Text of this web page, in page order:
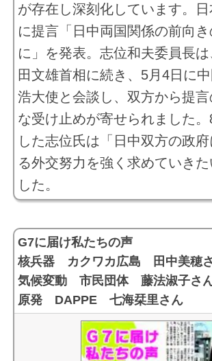
つり
健康らいふ
冨士眞奈美さん「俳句と遊ぶ」
NEWディスク
赤旗相談
読者の文芸
す （２０２２年１２月２５日号）
ジェンダー平等貫く紙面へ/ガイドラ
１２月２５日号）
アジア政党国際会議/排他的でなく包
志位委員長に聞く （２０２２年１１
日本共産党 なぜ１００年続いたか/
さんが語る （２０２２年１０月２３
日本共産党 自由と平和一筋100年 （
日号） PDF
参院選政策 （２０２２年０６月２６日
ウクライナ危機と日本の平和 Ｑ＆
０２２年０６月１９日号） PDF
知りたい日本共産党 （２０２２年０
桜を見る会スクープ第一弾、安倍後
税金でおもてなし （２０１９年１０
が存在し深刻化しています。日
に提言「日中両国関係の前向
に」を発表。志位和夫委員長
田文雄首相に続き、5月4日に
浩大使と会談し、双方から提
な受け止めが寄せられました
した志位氏は「日中双方の政
る外交努力を強く求めていき
した。
G7に届け私たちの声
核兵器 カクワカ広島 田中美穂
気候変動 市民団体 藤法淑子さ
原発 DAPPE 七海栞里さん